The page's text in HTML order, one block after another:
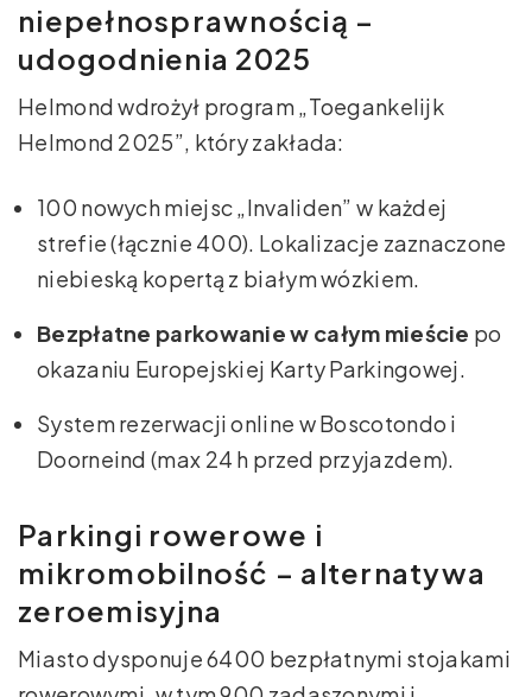
niepełnosprawnością –
udogodnienia 2025
Helmond wdrożył program „Toegankelijk
Helmond 2025”, który zakłada:
100 nowych miejsc „Invaliden” w każdej
strefie (łącznie 400). Lokalizacje zaznaczone
niebieską kopertą z białym wózkiem.
Bezpłatne parkowanie w całym mieście po
okazaniu Europejskiej Karty Parkingowej.
System rezerwacji online w Boscotondo i
Doorneind (max 24 h przed przyjazdem).
Parkingi rowerowe i
mikromobilność – alternatywa
zeroemisyjna
Miasto dysponuje 6400 bezpłatnymi stojakami